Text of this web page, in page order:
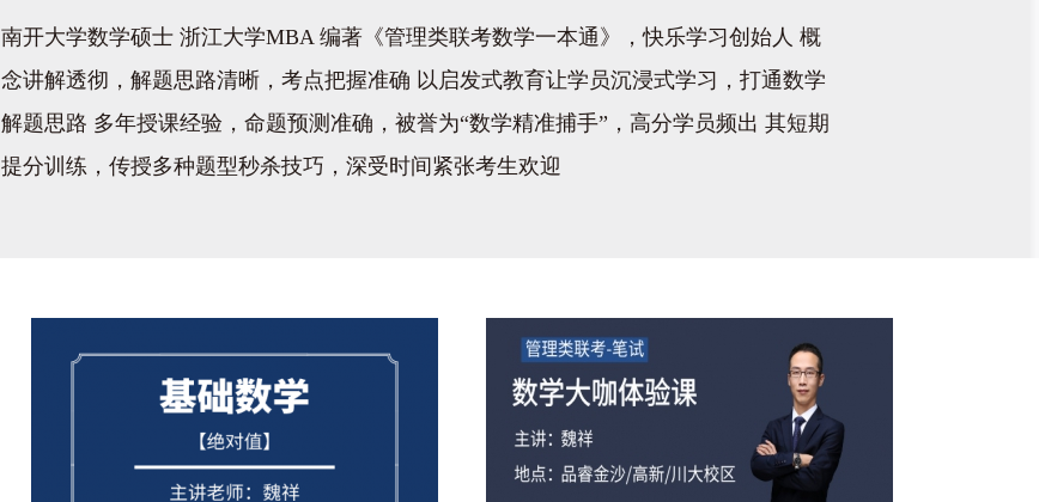
南开大学数学硕士 浙江大学MBA 编著《管理类联考数学一本通》，快乐学习创始人 概
念讲解透彻，解题思路清晰，考点把握准确 以启发式教育让学员沉浸式学习，打通数学
解题思路 多年授课经验，命题预测准确，被誉为“数学精准捕手”，高分学员频出 其短期
提分训练，传授多种题型秒杀技巧，深受时间紧张考生欢迎